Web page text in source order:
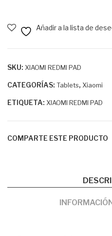
Añadir a la lista de
SKU: XIAOMI REDMI PAD
CATEGORÍAS: Tablets, Xiaomi
ETIQUETA: XIAOMI REDMI PAD
COMPARTE ESTE PRODUCTO